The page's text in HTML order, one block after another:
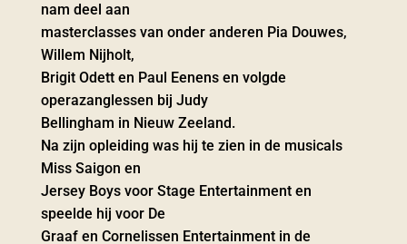
nam deel aan
masterclasses van onder anderen Pia Douwes,
Willem Nijholt,
Brigit Odett en Paul Eenens en volgde
operazanglessen bij Judy
Bellingham in Nieuw Zeeland.
Na zijn opleiding was hij te zien in de musicals
Miss Saigon en
Jersey Boys voor Stage Entertainment en
speelde hij voor De
Graaf en Cornelissen Entertainment in de